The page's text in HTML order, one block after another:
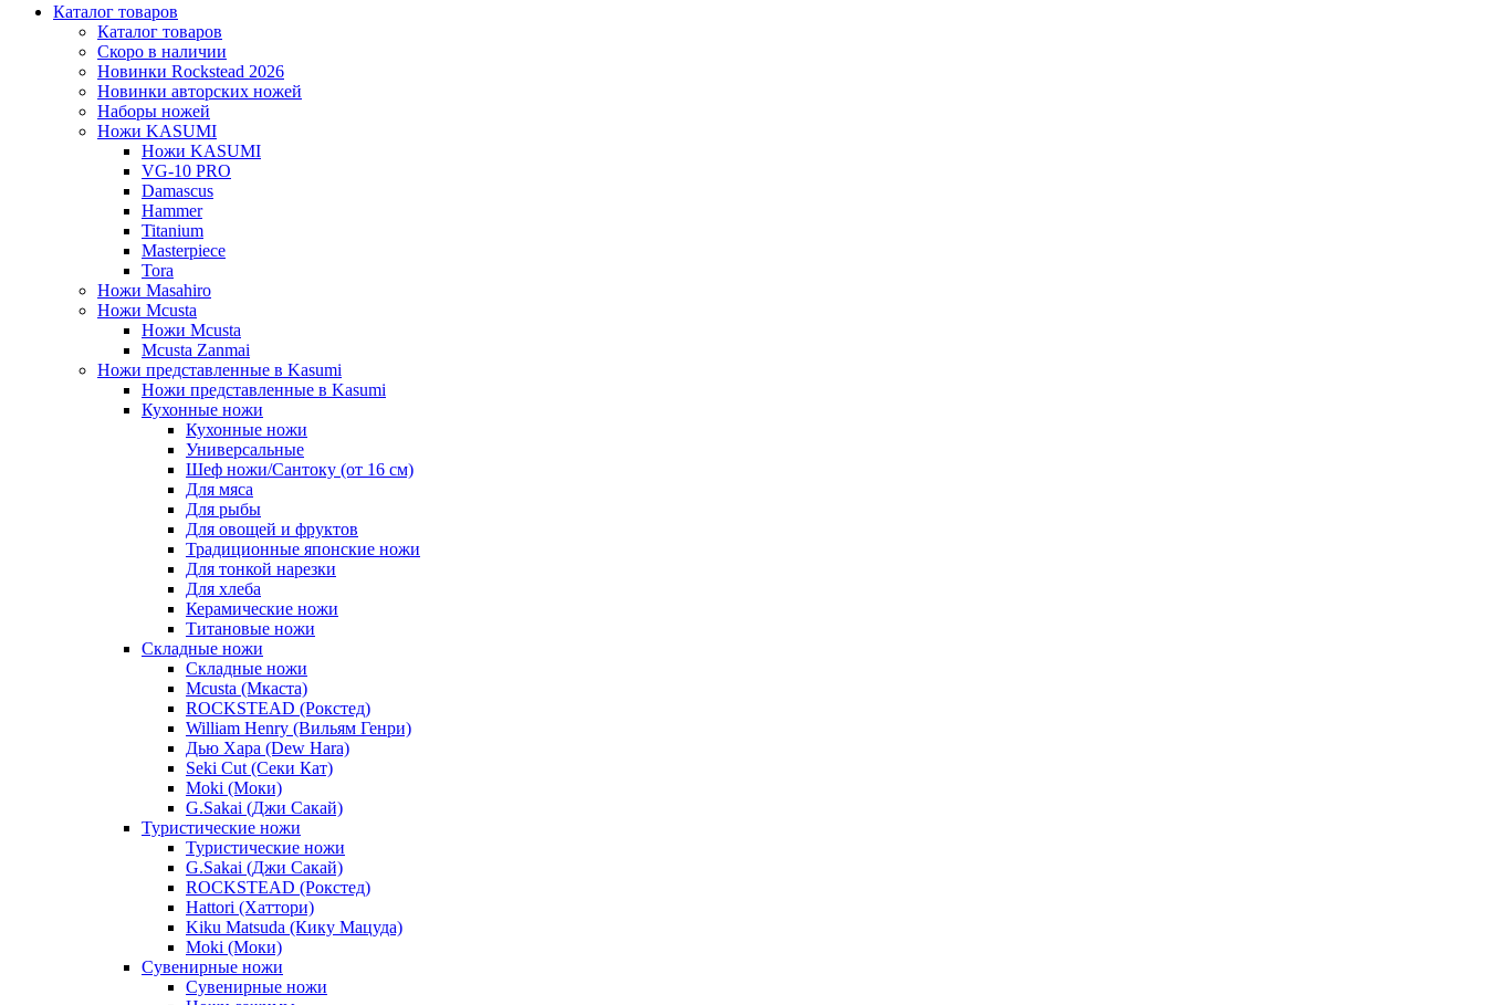
Каталог товаров
Каталог товаров
Скоро в наличии
Новинки Rockstead 2026
Новинки авторских ножей
Наборы ножей
Ножи KASUMI
Ножи KASUMI
VG-10 PRO
Damascus
Hammer
Titanium
Masterpiece
Tora
Ножи Masahiro
Ножи Mcusta
Ножи Mcusta
Mcusta Zanmai
Ножи представленные в Kasumi
Ножи представленные в Kasumi
Кухонные ножи
Кухонные ножи
Универсальные
Шеф ножи/Сантоку (от 16 см)
Для мяса
Для рыбы
Для овощей и фруктов
Традиционные японские ножи
Для тонкой нарезки
Для хлеба
Керамические ножи
Титановые ножи
Складные ножи
Складные ножи
Mcusta (Мкаста)
ROCKSTEAD (Рокстед)
William Henry (Вильям Генри)
Дью Хара (Dew Hara)
Seki Cut (Секи Кат)
Moki (Моки)
G.Sakai (Джи Сакай)
Туристические ножи
Туристические ножи
G.Sakai (Джи Сакай)
ROCKSTEAD (Рокстед)
Hattori (Хаттори)
Kiku Matsuda (Кику Мацуда)
Moki (Моки)
Сувенирные ножи
Сувенирные ножи